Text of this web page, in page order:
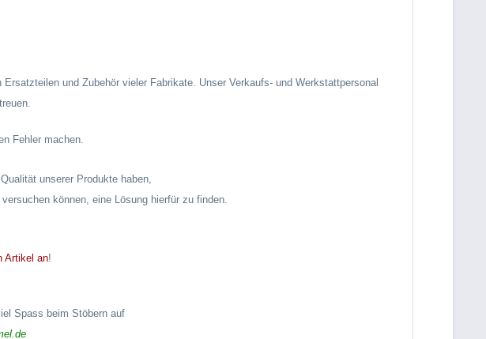
Ersatzteilen und Zubehör vieler Fabrikate. Unser Verkaufs- und Werkstattpersonal
Fehler machen.
unserer Produkte haben,
können, eine Lösung hierfür zu finden.
Artikel an!
Spass beim Stöbern auf